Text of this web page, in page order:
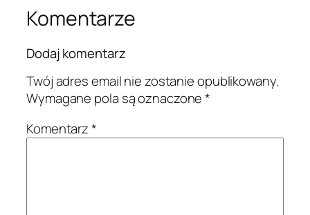
Komentarze
Dodaj komentarz
Twój adres email nie zostanie opublikowany.
Wymagane pola są oznaczone*
Komentarz*